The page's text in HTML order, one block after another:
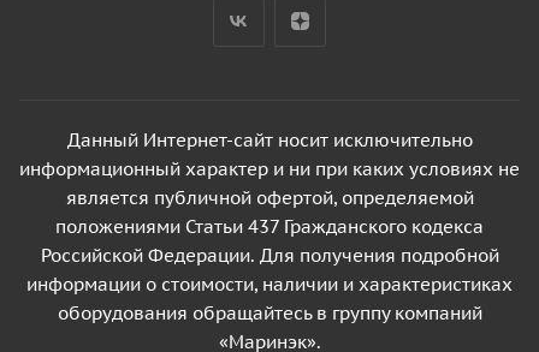
Данный Интернет-сайт носит исключительно
информационный характер и ни при каких условиях не
является публичной офертой, определяемой
положениями Статьи 437 Гражданского кодекса
Российской Федерации. Для получения подробной
информации о стоимости, наличии и характеристиках
оборудования обращайтесь в группу компаний
«Маринэк».